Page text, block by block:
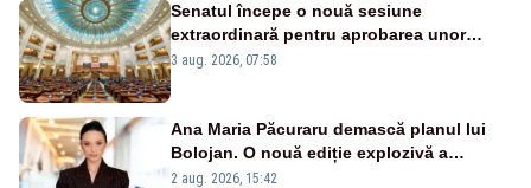
Senatul începe o nouă sesiune
extraordinară pentru aprobarea unor
jaloane din PNRR
3 aug. 2026, 07:58
Ana Maria Păcuraru demască planul lui
Bolojan. O nouă ediție explozivă a
emisiunii „Miza Zilei” la Realitatea PLUS
2 aug. 2026, 15:42